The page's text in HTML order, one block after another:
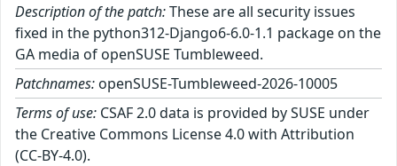
Description of the patch:These are all security issues
fixed in the python312-Django6-6.0-1.1 package on the
GA media of openSUSE Tumbleweed.
Patchnames: openSUSE-Tumbleweed-2026-10005
Terms of use: CSAF 2.0 data is provided by SUSE under
the Creative Commons License 4.0 with Attribution
(CC-BY-4.0).